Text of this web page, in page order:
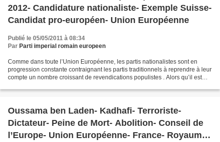
2012- Candidature nationaliste- Exemple Suisse-
Candidat pro-européen- Union Européenne
Publié le 05/05/2011 à 08:34
Par Parti imperial romain europeen
Comme dans toute l’Union Européenne, les partis nationalistes sont en
progression constante contraignant les partis traditionnels à reprendre à leur
compte un nombre croissant de revendications populistes . Alors qu’il est
Oussama ben Laden- Kadhafi- Terroriste-
Dictateur- Peine de Mort- Abolition- Conseil de
l’Europe- Union Européenne- France- Royaume